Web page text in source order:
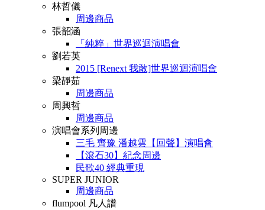
林哲儀
周邊商品
張韶涵
「純粹」世界巡迴演唱會
劉若英
2015 [Renext 我敢]世界巡迴演唱會
梁靜茹
周邊商品
周興哲
周邊商品
演唱會系列周邊
三毛 齊豫 潘越雲【回聲】演唱會
【滾石30】紀念周邊
民歌40 經典重現
SUPER JUNIOR
周邊商品
flumpool 凡人譜